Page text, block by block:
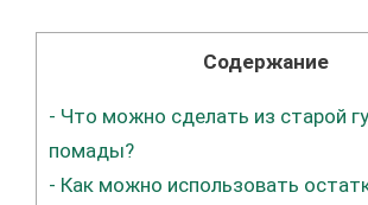
Содержание
- Что можно сделать из старой
помады?
- Как можно использовать